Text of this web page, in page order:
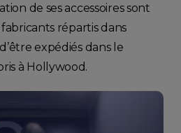
de ses accessoires sont
répartis dans
expédiés dans le
à Hollywood.